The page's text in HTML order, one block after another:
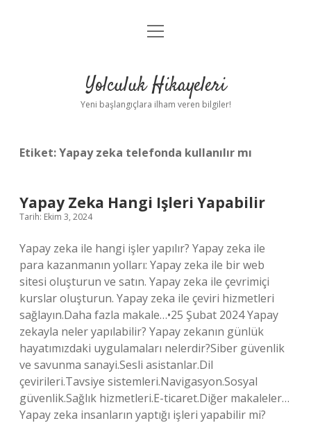
Anasayfa
Yasal Uyarı
menüyü
Yolculuk Hikayeleri
Yeni başlangıçlara ilham veren bilgiler!
Etiket:Yapay zeka telefonda kullanılır mı
Yapay Zeka Hangi Işleri Yapabilir
Tarih: Ekim 3, 2024
Yapay zeka ile hangi işler yapılır? Yapay zeka ile
para kazanmanın yolları: Yapay zeka ile bir web
sitesi oluşturun ve satın. Yapay zeka ile çevrimiçi
kurslar oluşturun. Yapay zeka ile çeviri hizmetleri
sağlayın.Daha fazla makale…•25 Şubat 2024 Yapay
zekayla neler yapılabilir? Yapay zekanın günlük
hayatımızdaki uygulamaları nelerdir?Siber güvenlik
ve savunma sanayi.Sesli asistanlar.Dil
çevirileri.Tavsiye sistemleri.Navigasyon.Sosyal
güvenlik.Sağlık hizmetleri.E-ticaret.Diğer makaleler…
Yapay zeka insanların yaptığı işleri yapabilir mi?